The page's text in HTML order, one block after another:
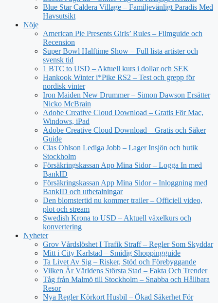
Blue Star Caldera Village – Familjevänligt Paradis Med
Havsutsikt
Nöje
American Pie Presents Girls’ Rules – Filmguide och
Recension
Super Bowl Halftime Show – Full lista artister och
svensk tid
1 BTC to USD – Aktuell kurs i dollar och SEK
Hankook Winter i*Pike RS2 – Test och grepp för
nordisk vinter
Iron Maiden New Drummer – Simon Dawson Ersätter
Nicko McBrain
Adobe Creative Cloud Download – Gratis För Mac,
Windows, iPad
Adobe Creative Cloud Download – Gratis och Säker
Guide
Clas Ohlson Lediga Jobb – Lager Insjön och butik
Stockholm
Försäkringskassan App Mina Sidor – Logga In med
BankID
Försäkringskassan App Mina Sidor – Inloggning med
BankID och utbetalningar
Den blomstertid nu kommer trailer – Officiell video,
plot och stream
Swedish Krona to USD – Aktuell växelkurs och
konvertering
Nyheter
Grov Vårdslöshet I Trafik Straff – Regler Som Skyddar
Mitt i City Karlstad – Smidig Shoppingguide
Ta Livet Av Sig – Risker, Stöd och Förebyggande
Vilken Är Världens Största Stad – Fakta Och Trender
Tåg från Malmö till Stockholm – Snabba och Hållbara
Resor
Nya Regler Körkort Husbil – Ökad Säkerhet För